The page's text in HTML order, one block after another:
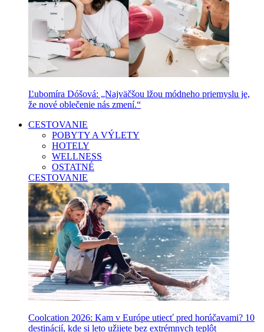
Ľubomíra Dóšová: „Najväčšou lžou módneho priemyslu je,
že nové oblečenie nás zmení.“
CESTOVANIE
POBYTY A VÝLETY
HOTELY
WELLNESS
OSTATNÉ
CESTOVANIE
Coolcation 2026: Kam v Európe utiecť pred horúčavami? 10
destinácií, kde si leto užijete bez extrémnych teplôt